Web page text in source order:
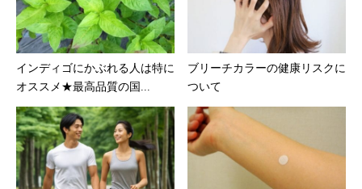
インディゴにかぶれる人は特に
オススメ★最高品質の国...
ブリーチカラーの健康リスクに
ついて